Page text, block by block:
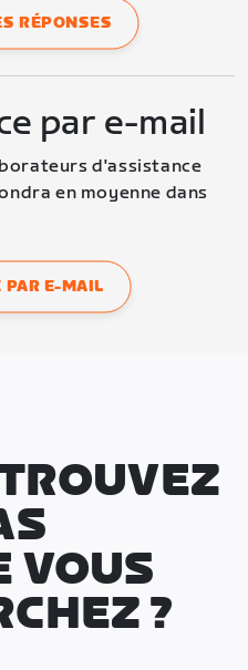
RÉPONSES
par e-mail
d'assistance
en moyenne dans
PAR E-MAIL
VOUS
?